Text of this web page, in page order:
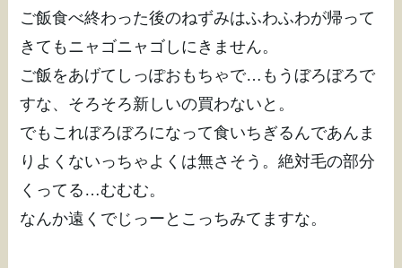
ご飯食べ終わった後のねずみはふわふわが帰って
きてもニャゴニャゴしにきません。
ご飯をあげてしっぽおもちゃで…もうぼろぼろで
すな、そろそろ新しいの買わないと。
でもこれぼろぼろになって食いちぎるんであんま
りよくないっちゃよくは無さそう。絶対毛の部分
くってる…むむむ。
なんか遠くでじっーとこっちみてますな。